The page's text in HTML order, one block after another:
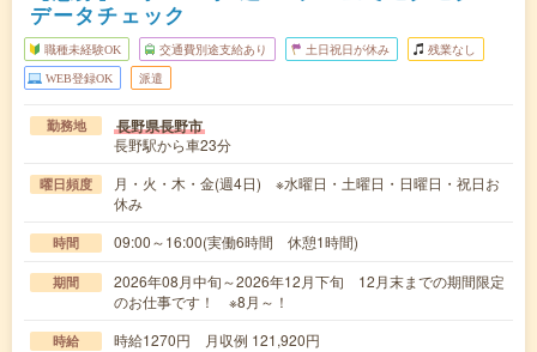
データチェック
職種未経験OK 交通費別途支給あり 土日祝日が休み 残業なし
WEB登録OK 派遣
勤務地 長野県長野市
長野駅から車23分
曜日頻度
月・火・木・金(週4日) ※水曜日・土曜日・日曜日・祝日お
休み
時間 09:00～16:00(実働6時間 休憩1時間)
期間
2026年08月中旬～2026年12月下旬 12月末までの期間限定
のお仕事です！ ※8月～！
時給 時給1270円 月収例 121,920円